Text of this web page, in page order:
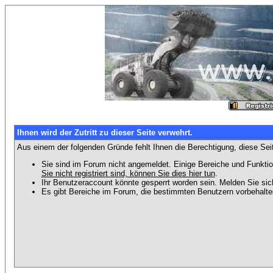
Ihnen wird der Zutritt zu dieser Seite verwehrt.
Aus einem der folgenden Gründe fehlt Ihnen die Berechtigung, diese
Sie sind im Forum nicht angemeldet. Einige Bereiche und
Sie nicht registriert sind, können Sie dies hier tun.
Ihr Benutzeraccount könnte gesperrt worden sein. Melden Sie
Es gibt Bereiche im Forum, die bestimmten Benutzern